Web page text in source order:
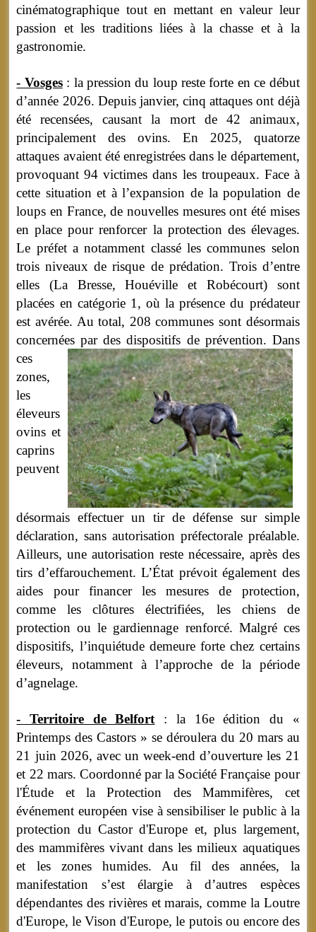
cinématographique tout en mettant en valeur leur
passion et les traditions liées à la chasse et à la
gastronomie.
- Vosges: la pression du loup reste forte en ce début
d’année 2026. Depuis janvier, cinq attaques ont déjà
été recensées, causant la mort de 42 animaux,
principalement des ovins. En 2025, quatorze
attaques avaient été enregistrées dans le département,
provoquant 94 victimes dans les troupeaux. Face à
cette situation et à l’expansion de la population de
loups en France, de nouvelles mesures ont été mises
en place pour renforcer la protection des élevages.
Le préfet a notamment classé les communes selon
trois niveaux de risque de prédation. Trois d’entre
elles (La Bresse, Houéville et Robécourt) sont
placées en catégorie 1, où la présence du prédateur
est avérée. Au total, 208 communes sont désormais
concernées par des dispositifs de prévention. Dans
ces
zones,
les
éleveurs
ovins et
caprins
peuvent
désormais effectuer un tir de défense sur simple
déclaration, sans autorisation préfectorale préalable.
Ailleurs, une autorisation reste nécessaire, après des
tirs d’effarouchement. L’État prévoit également des
aides pour financer les mesures de protection,
comme les clôtures électrifiées, les chiens de
protection ou le gardiennage renforcé. Malgré ces
dispositifs, l’inquiétude demeure forte chez certains
éleveurs, notamment à l’approche de la période
d’agnelage.
- Territoire de Belfort: la 16e édition du «
Printemps des Castors » se déroulera du 20 mars au
21 juin 2026, avec un week-end d’ouverture les 21
et 22 mars. Coordonné par la Société Française pour
l'Étude et la Protection des Mammifères, cet
événement européen vise à sensibiliser le public à la
protection du Castor d'Europe et, plus largement,
des mammifères vivant dans les milieux aquatiques
et les zones humides. Au fil des années, la
manifestation s’est élargie à d’autres espèces
dépendantes des rivières et marais, comme la Loutre
d'Europe, le Vison d'Europe, le putois ou encore des